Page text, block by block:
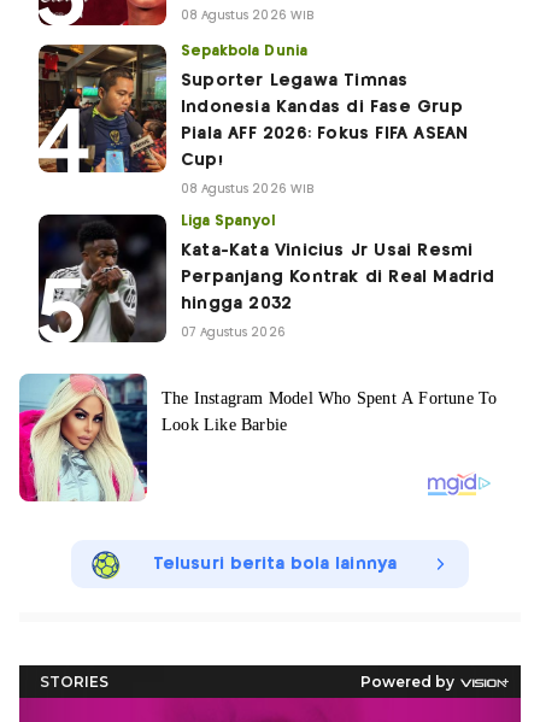
08 Agustus 2026 WIB
Sepakbola Dunia
Suporter Legawa Timnas
Indonesia Kandas di Fase Grup
Piala AFF 2026: Fokus FIFA ASEAN
Cup!
08 Agustus 2026 WIB
Liga Spanyol
Kata-Kata Vinicius Jr Usai Resmi
Perpanjang Kontrak di Real Madrid
hingga 2032
07 Agustus 2026
Telusuri berita bola lainnya